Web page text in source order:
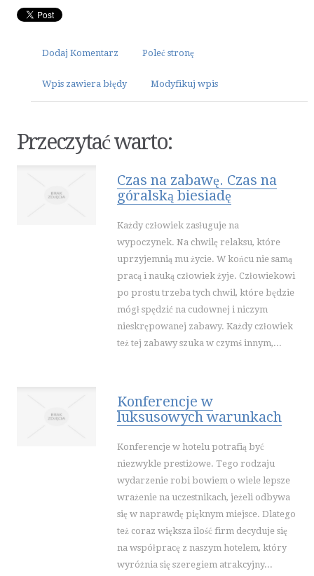
NARZĘDZIA
CZĘŚCI SAMOCHODOWE
USŁUGI MOTORYZACYJNE
SALONY, KOMISY
PUBLIC RELATIONS
AGENCJE REKLAMOWE
MATERIAŁY REKLAMOWE
INNE AGENCJE
SPORT
IMPREZY INTEGRACYJNE
HOBBY
INFORMATYCZNE
FOTOGRAFIA
ADWOKACI, PORADY PRAWNE
ŚLUB I WESELE
SPRZĄTANIE, PORZĄDKOWANIE
SERWIS
OPIEKA
INNE USŁUGI
Dodaj Komentarz Poleć stronę
Wpis zawiera błędy Modyfikuj wpis
Przeczytać warto:
Czas na zabawę. Czas na
góralską biesiadę
Każdy człowiek zasługuje na
wypoczynek. Na chwilę relaksu, które
uprzyjemnią mu życie. W końcu nie samą
pracą i nauką człowiek żyje. Człowiekowi
po prostu trzeba tych chwil, które będzie
mógł spędzić na cudownej i niczym
nieskrępowanej zabawy. Każdy człowiek
też tej zabawy szuka w czymś innym,...
Konferencje w
luksusowych warunkach
Konferencje w hotelu potrafią być
niezwykle prestiżowe. Tego rodzaju
wydarzenie robi bowiem o wiele lepsze
wrażenie na uczestnikach, jeżeli odbywa
się w naprawdę pięknym miejsce. Dlatego
też coraz większa ilość firm decyduje się
na współpracę z naszym hotelem, który
wyróżnia się szeregiem atrakcyjny...